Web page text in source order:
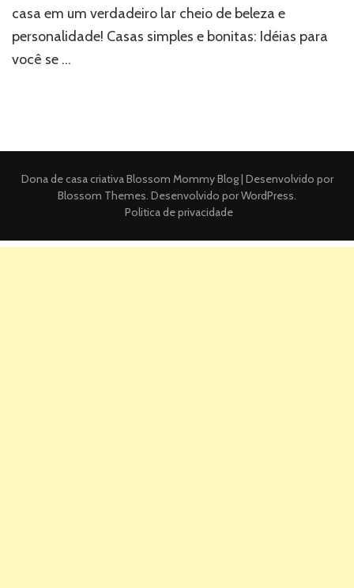
casa em um verdadeiro lar cheio de beleza e
personalidade! Casas simples e bonitas: Idéias para
você se …
Dona de casa criativaBlossom Mommy Blog | Desenvolvido por
Blossom Themes. Desenvolvido porWordPress.
Politica de privacidade